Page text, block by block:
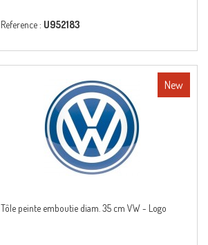
Reference : U952183
New
Tôle peinte emboutie diam. 35 cm VW - Logo